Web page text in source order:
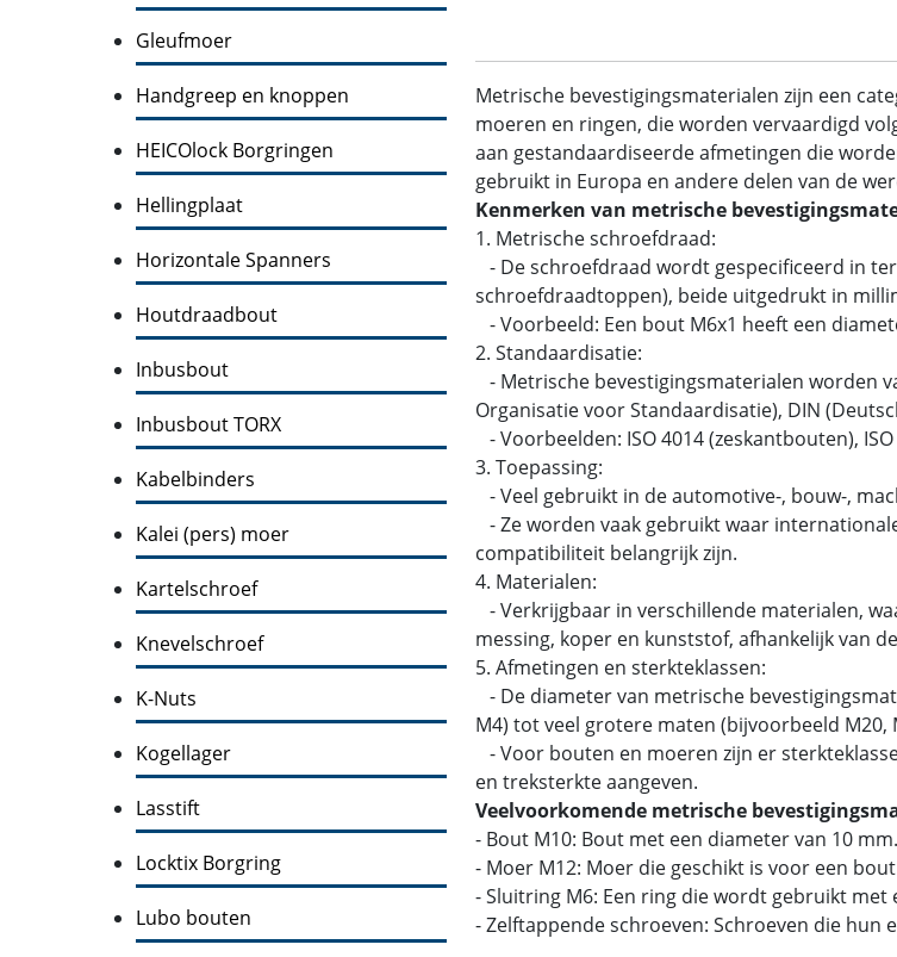
Gleufmoer
Handgreep en knoppen
HEICOlock Borgringen
Hellingplaat
Horizontale Spanners
Houtdraadbout
Inbusbout
Inbusbout TORX
Kabelbinders
Kalei (pers) moer
Kartelschroef
Knevelschroef
K-Nuts
Kogellager
Lasstift
Locktix Borgring
Lubo bouten
Metrische bevestigingsmaterialen zijn een
moeren en ringen, die worden vervaardigd
aan gestandaardiseerde afmetingen die
gebruikt in Europa en andere delen van de
Kenmerken van metrische
1. Metrische schroefdraad:
- De schroefdraad wordt gespecificeerd in
schroefdraadtoppen), beide uitgedrukt in
- Voorbeeld: Een bout M6x1 heeft een
2. Standaardisatie:
- Metrische bevestigingsmaterialen worden
Organisatie voor Standaardisatie), DIN
- Voorbeelden: ISO 4014 (zeskantbouten),
3. Toepassing:
- Veel gebruikt in de automotive-, bouw-,
- Ze worden vaak gebruikt waar
compatibiliteit belangrijk zijn.
4. Materialen:
- Verkrijgbaar in verschillende materialen,
messing, koper en kunststof, afhankelijk van
5. Afmetingen en sterkteklassen:
- De diameter van metrische
M4) tot veel grotere maten (bijvoorbeeld M20,
- Voor bouten en moeren zijn er
en treksterkte aangeven.
Veelvoorkomende metrische
- Bout M10: Bout met een diameter van 10 mm.
- Moer M12: Moer die geschikt is voor een
- Sluitring M6: Een ring die wordt gebruikt
- Zelftappende schroeven: Schroeven die